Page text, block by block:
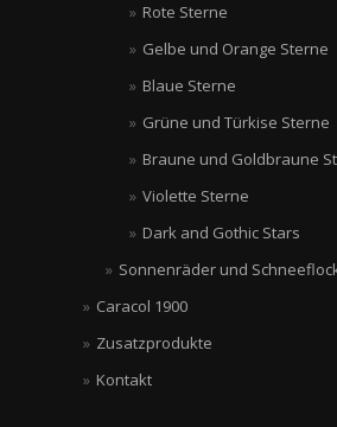
Rote Sterne
Gelbe und Orange Sterne
Blaue Sterne
Grüne und Türkise Sterne
Braune und Goldbraune
Violette Sterne
Dark and Gothic Stars
Sonnenräder und
Caracol 1900
Zusatzprodukte
Kontakt